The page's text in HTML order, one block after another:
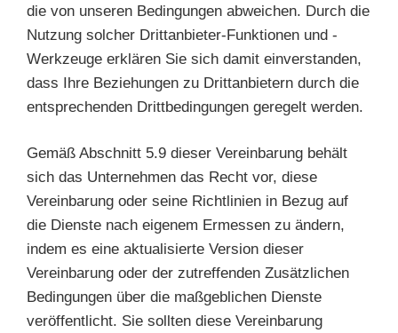
die von unseren Bedingungen abweichen. Durch die
Nutzung solcher Drittanbieter-Funktionen und -
Werkzeuge erklären Sie sich damit einverstanden,
dass Ihre Beziehungen zu Drittanbietern durch die
entsprechenden Drittbedingungen geregelt werden.
Gemäß Abschnitt 5.9 dieser Vereinbarung behält
sich das Unternehmen das Recht vor, diese
Vereinbarung oder seine Richtlinien in Bezug auf
die Dienste nach eigenem Ermessen zu ändern,
indem es eine aktualisierte Version dieser
Vereinbarung oder der zutreffenden Zusätzlichen
Bedingungen über die maßgeblichen Dienste
veröffentlicht. Sie sollten diese Vereinbarung